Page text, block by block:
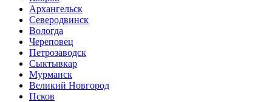
Архангельск
Северодвинск
Вологда
Череповец
Петрозаводск
Сыктывкар
Мурманск
Великий Новгород
Псков